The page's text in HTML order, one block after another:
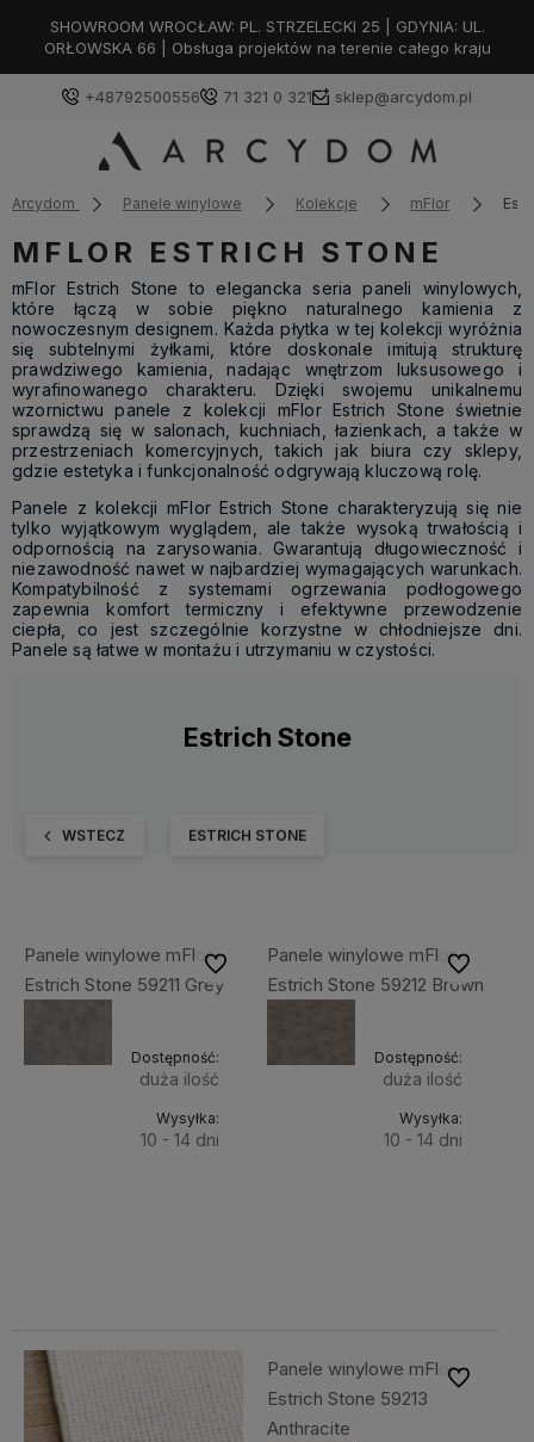
SHOWROOM WROCŁAW: PL. STRZELECKI 25 | GDYNIA: UL.
ORŁOWSKA 66 | Obsługa projektów na terenie całego kraju
+48792500556 71 321 0 321 sklep@arcydom.pl
Arcydom Panele winylowe Kolekcje mFlor
MFLOR ESTRICH STONE
mFlor Estrich Stone to elegancka seria paneli winylowych,
które łączą w sobie piękno naturalnego kamienia z
nowoczesnym designem. Każda płytka w tej kolekcji wyróżnia
się subtelnymi żyłkami, które doskonale imitują strukturę
prawdziwego kamienia, nadając wnętrzom luksusowego i
wyrafinowanego charakteru. Dzięki swojemu unikalnemu
wzornictwu panele z kolekcji mFlor Estrich Stone świetnie
sprawdzą się w salonach, kuchniach, łazienkach, a także w
przestrzeniach komercyjnych, takich jak biura czy sklepy,
gdzie estetyka i funkcjonalność odgrywają kluczową rolę.
Panele z kolekcji mFlor Estrich Stone charakteryzują się nie
tylko wyjątkowym wyglądem, ale także wysoką trwałością i
odpornością na zarysowania. Gwarantują długowieczność i
niezawodność nawet w najbardziej wymagających warunkach.
Kompatybilność z systemami ogrzewania podłogowego
zapewnia komfort termiczny i efektywne przewodzenie
ciepła, co jest szczególnie korzystne w chłodniejsze dni.
Panele są łatwe w montażu i utrzymaniu w czystości.
Estrich Stone
WSTECZ ESTRICH STONE
Panele winylowe mFlor
Estrich Stone 59211 Grey
Dostępność:
duża ilość
Wysyłka:
10 - 14 dni
Do ulubionychPanele winylowe mFlor
Estrich Stone 59212 Brown
Dostępność:
duża ilość
Wysyłka:
10 - 14 dni
Do
Panele winylowe mFlor
Estrich Stone 59213
Anthracite
Do